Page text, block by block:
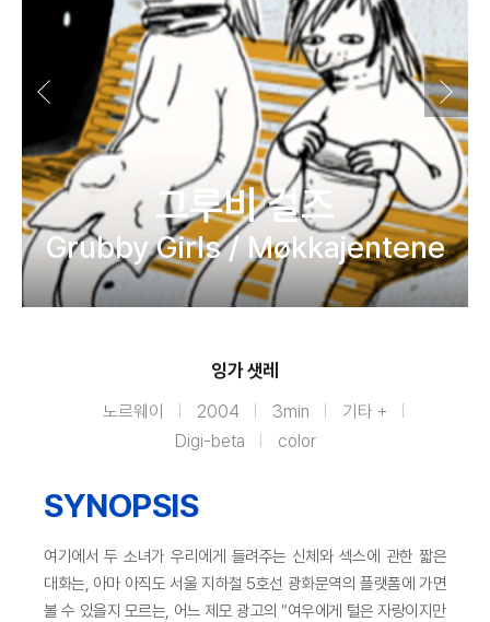
그루비 걸즈
Grubby Girls / Møkkajentene
잉가 샛레
노르웨이 2004 3min
기타 +
Digi-beta
color
SYNOPSIS
여기에서 두 소녀가 우리에게 들려주는 신체와 섹스에 관한 짧은
대화는, 아마 아직도 서울 지하철 5호선 광화문역의 플랫폼에 가면
볼 수 있을지 모르는, 어느 제모 광고의 “여우에게 털은 자랑이지만